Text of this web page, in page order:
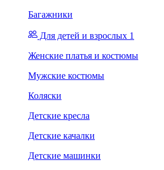
Багажники
Для детей и взрослых 1
Женские платья и костюмы
Мужские костюмы
Коляски
Детские кресла
Детские качалки
Детские машинки